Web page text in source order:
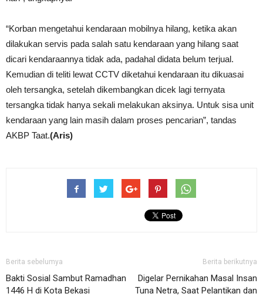
“Korban mengetahui kendaraan mobilnya hilang, ketika akan
dilakukan servis pada salah satu kendaraan yang hilang saat
dicari kendaraannya tidak ada, padahal didata belum terjual.
Kemudian di teliti lewat CCTV diketahui kendaraan itu dikuasai
oleh tersangka, setelah dikembangkan dicek lagi ternyata
tersangka tidak hanya sekali melakukan aksinya. Untuk sisa unit
kendaraan yang lain masih dalam proses pencarian”, tandas
AKBP Taat.(Aris)
Berita sebelumya
Bakti Sosial Sambut Ramadhan
1446 H di Kota Bekasi
Berita berikutnya
Digelar Pernikahan Masal Insan
Tuna Netra, Saat Pelantikan dan